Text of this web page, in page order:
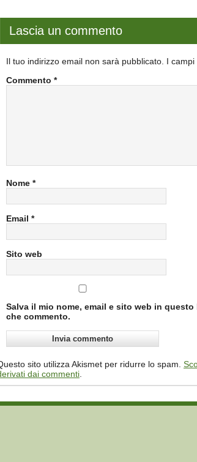
Lascia un commento
Il tuo indirizzo email non sarà pubblicato. I
Commento *
Nome *
Email *
Sito web
Salva il mio nome, email e sito web in
che commento.
sito utilizza Akismet per ridurre lo spam.
dai commenti